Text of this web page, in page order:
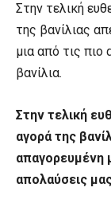
Στην τελική
της βανίλιας
μια από τις
βανίλια.
Στην τελική
αγορά της
απαγορευμένη
απολαύσεις